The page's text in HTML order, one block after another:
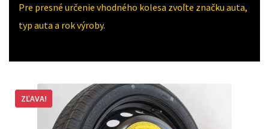
Pre presné určenie vhodného kolesa zvoľte značku auta,
typ auta a rok výroby.
ZĽAVA!